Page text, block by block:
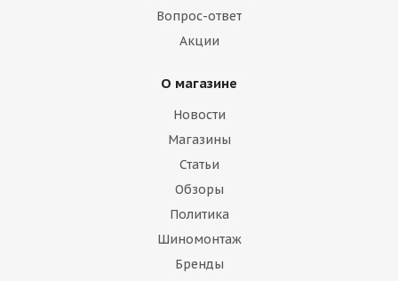
Вопрос-ответ
Акции
О магазине
Новости
Магазины
Статьи
Обзоры
Политика
Шиномонтаж
Бренды